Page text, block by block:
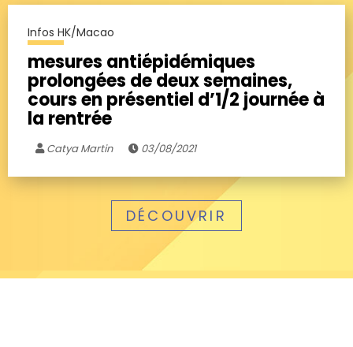
Infos HK/Macao
mesures antiépidémiques
prolongées de deux semaines,
cours en présentiel d’1/2 journée à
la rentrée
Catya Martin 03/08/2021
DÉCOUVRIR